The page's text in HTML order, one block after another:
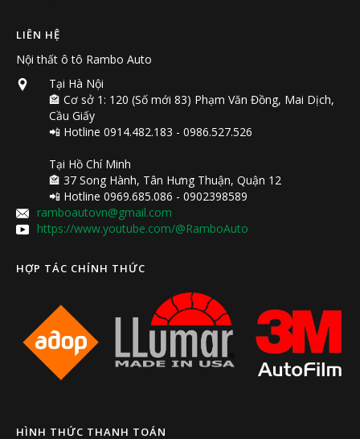
LIÊN HỆ
Nội thất ô tô Rambo Auto
Tại Hà Nội
🏤 Cơ sở 1: 120 (Số mới 83) Phạm Văn Đồng, Mai Dịch,
Cầu Giấy
📲 Hotline 0914.482.183 - 0986.527.526
Tại Hồ Chí Minh
🏤 37 Song Hành, Tân Hưng Thuận, Quận 12
📲 Hotline 0969.685.086 - 0902398589
ramboautovn@gmail.com
https://www.youtube.com/@RamboAuto
HỢP TÁC CHÍNH THỨC
HÌNH THỨC THANH TOÁN